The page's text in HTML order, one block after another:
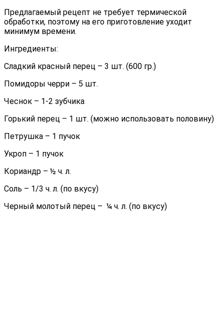
Предлагаемый рецепт не требует термической
обработки, поэтому на его приготовление уходит
минимум времени.
Ингредиенты:
Сладкий красный перец – 3 шт. (600 гр.)
Помидоры черри – 5 шт.
Чеснок – 1-2 зубчика
Горький перец – 1 шт. (можно использовать половину)
Петрушка – 1 пучок
Укроп – 1 пучок
Кориандр – ½ ч. л.
Соль – 1/3 ч. л. (по вкусу)
Черный молотый перец – ¼ ч. л. (по вкусу)